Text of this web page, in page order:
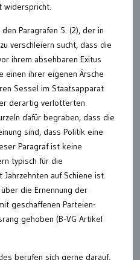
widerspricht.
Paragrafen 5. (2), der in
verschleiern sucht, dass die
ihrem absehbaren Exitus
einen ihrer eigenen Ärsche
Sessel im Staatsapparat
derartig verlotterten
dafür begraben, dass die
sind, dass Politik eine
Paragraf ist keine
typisch für die
auf Schiene ist.
die Ernennung der
geschaffenen Parteien-
gehoben (B-VG Artikel
berufen sich gerne darauf,